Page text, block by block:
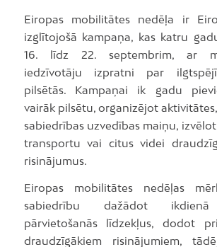
Eiropas mobilitātes nedēļa ir
izglītojošā kampaņa, kas katru
16. līdz 22. septembrim, ar
iedzīvotāju izpratni par
pilsētās. Kampaņai ik gadu
vairāk pilsētu, organizējot
sabiedrības uzvedības maiņu,
transportu vai citus videi
risinājumus.
Eiropas mobilitātes nedēļas
sabiedrību dažādot ikdienā
pārvietošanās līdzekļus, dodot
draudzīgākiem risinājumiem,